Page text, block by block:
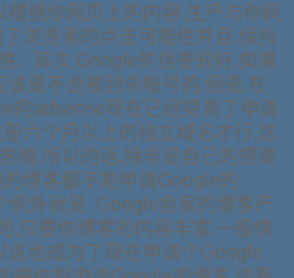
据你网页上的内容,生产与你网
浏览者的点击可能性并且,保持
. 其次,Google的信誉较好,如果
是不会被封杀帐号的.但是,在
的adsense现在已经提高了申请
六个月以上的独立域名才行,这
情,所以的话,除非是自己的搭建
博客都不能申请Google的
例外就是 Google自家的博客产
,只要你博客的内容丰富,一般情
这也成为了现在申请个Google